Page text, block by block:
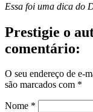
Essa foi uma dica do
Prestigie o
comentário:
O seu endereço de e-
são marcados com *
Nome *